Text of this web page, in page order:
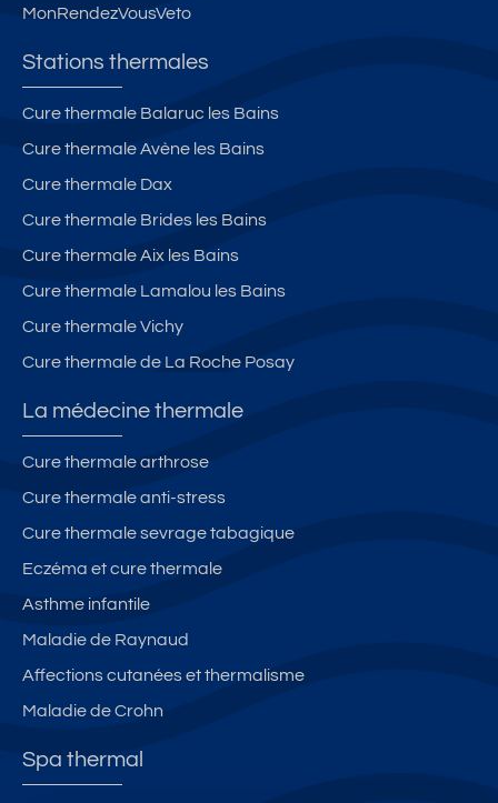
MonRendezVousVeto
Stations thermales
Cure thermale Balaruc les Bains
Cure thermale Avène les Bains
Cure thermale Dax
Cure thermale Brides les Bains
Cure thermale Aix les Bains
Cure thermale Lamalou les Bains
Cure thermale Vichy
Cure thermale de La Roche Posay
La médecine thermale
Cure thermale arthrose
Cure thermale anti-stress
Cure thermale sevrage tabagique
Eczéma et cure thermale
Asthme infantile
Maladie de Raynaud
Affections cutanées et thermalisme
Maladie de Crohn
Spa thermal